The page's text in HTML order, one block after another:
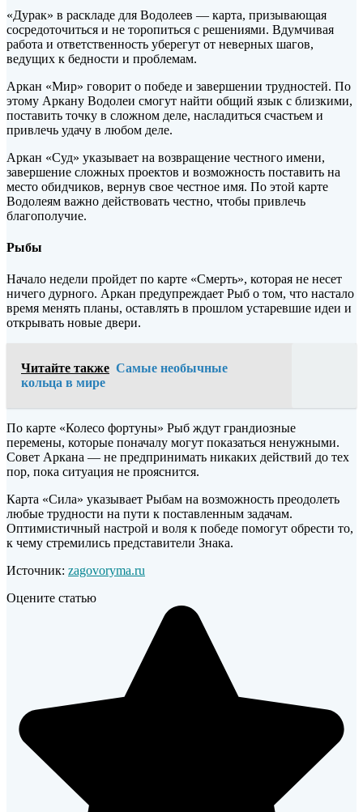
«Дурак» в раскладе для Водолеев — карта, призывающая
сосредоточиться и не торопиться с решениями. Вдумчивая
работа и ответственность уберегут от неверных шагов,
ведущих к бедности и проблемам.
Аркан «Мир» говорит о победе и завершении трудностей. По
этому Аркану Водолеи смогут найти общий язык с близкими,
поставить точку в сложном деле, насладиться счастьем и
привлечь удачу в любом деле.
Аркан «Суд» указывает на возвращение честного имени,
завершение сложных проектов и возможность поставить на
место обидчиков, вернув свое честное имя. По этой карте
Водолеям важно действовать честно, чтобы привлечь
благополучие.
Рыбы
Начало недели пройдет по карте «Смерть», которая не несет
ничего дурного. Аркан предупреждает Рыб о том, что настало
время менять планы, оставлять в прошлом устаревшие идеи и
открывать новые двери.
Читайте также Самые необычные
кольца в мире
По карте «Колесо фортуны» Рыб ждут грандиозные
перемены, которые поначалу могут показаться ненужными.
Совет Аркана — не предпринимать никаких действий до тех
пор, пока ситуация не прояснится.
Карта «Сила» указывает Рыбам на возможность преодолеть
любые трудности на пути к поставленным задачам.
Оптимистичный настрой и воля к победе помогут обрести то,
к чему стремились представители Знака.
Источник: zagovoryma.ru
Оцените статью